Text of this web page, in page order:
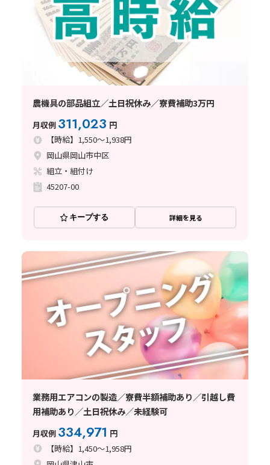
農機具の部品組立／土日祝休み／寮費補助3万円
月収例 311,023 円
【時給】1,550～1,938円
岡山県岡山市中区
組立・組付け
45207-00
キープする 詳細を見る
業務用エアコンの製造／寮費半額補助あり／引越し費
用補助あり／土日祝休み／未経験可
月収例 334,971 円
【時給】1,450～1,958円